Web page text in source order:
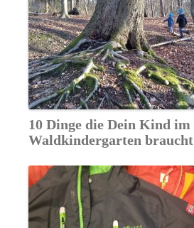
10 Dinge die Dein Kind im
Waldkindergarten braucht